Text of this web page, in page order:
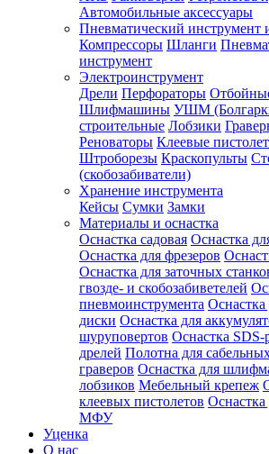
Автомобильные аксессуары
Пневматический инструмент
Компрессоры Шланги
инструмент
Электроинструмент
Дрели Перфораторы
Шлифмашины УШМ
строительные Лобзики
Реноваторы Клеевые
Штроборезы Краскопульты
(скобозабиватели)
Хранение инструмента
Кейсы Сумки Замки
Материалы и оснастка
Оснастка садовая Оснастка
Оснастка для фрезеров
Оснастка для заточных
гвозде- и скобозабиветелей
пневмоинструмента
диски Оснастка для
шуруповертов Оснастка SDS-
дрелей Полотна для
граверов Оснастка для
лобзиков Мебельный крепеж
клеевых пистолетов Оснастка
МФУ
Уценка
О нас